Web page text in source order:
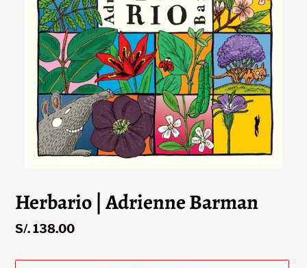
Herbario | Adrienne Barman
Precio
S/. 138.00